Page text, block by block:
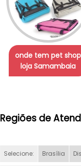
onde tem pet shop
loja Samambaia
Regiões de
Selecione: Brasília